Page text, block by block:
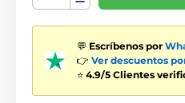
💬 Escríbenos por
👉 Ver descuentos
⭐ 4.9/5 Clientes